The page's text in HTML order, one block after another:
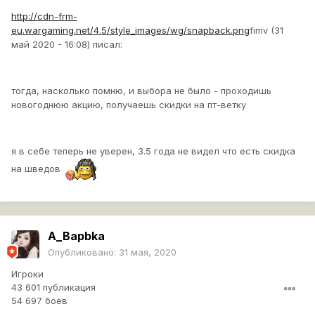
http://cdn-frm-
eu.wargaming.net/4.5/style_images/wg/snapback.pngfimv (31
май 2020 - 16:08) писал:
тогда, насколько помню, и выбора не было - проходишь
новогоднюю акцию, получаешь скидки на пт-ветку
я в себе теперь не уверен, 3.5 года не видел что есть скидка
на шведов
A_Bapbka
Опубликовано: 31 мая, 2020
Игроки
43 601 публикация
54 697 боёв